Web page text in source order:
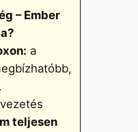
– Ember
a
teljesen